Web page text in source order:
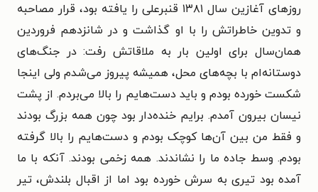
روزهای آغازین سال ۱۳۸۱ قنبرعلی را یافته بود، قرار مصاحبه
و تدوین خاطراتش را با او گذاشت و در شانزدهم فروردین
همان‌سال برای اولین بار به ملاقاتش رفت: در جنگ‌های
دوستانه‌ام با بچه‌های محل، همیشه پیروز می‌شدم ولی اینجا
شکست خورده بودم و باید دست‌هایم را بالا می‌بردم. از پشت
نیسان بیرون آمدم. برایم خنده‌دار بود چون همه بزرگ بودند
و فقط من بین آن‌ها کوچک بودم و دست‌هایم را بالا گرفته
بودم. وسط جاده ما را نشاندند. همه زخمی بودند. آنکه با ما
آمده بود تیری به سرش خورده بود اما از اقبال بلندش، تیر